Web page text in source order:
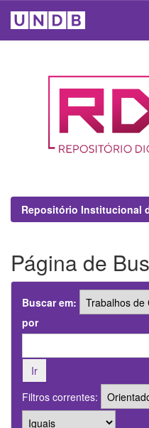
Repositório Institucional
Página de
Buscar em:
por
Filtros correntes: